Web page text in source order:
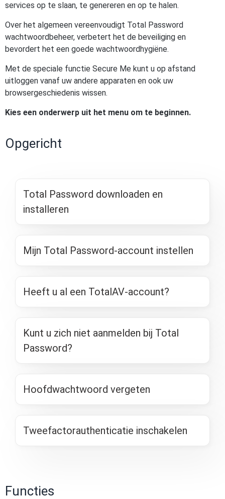
services op te slaan, te genereren en op te halen.
Over het algemeen vereenvoudigt Total Password
wachtwoordbeheer, verbetert het de beveiliging en
bevordert het een goede wachtwoordhygiëne.
Met de speciale functie Secure Me kunt u op afstand
uitloggen vanaf uw andere apparaten en ook uw
browsergeschiedenis wissen.
Kies een onderwerp uit het menu om te beginnen.
Opgericht
Total Password downloaden en
installeren
Mijn Total Password-account instellen
Heeft u al een TotalAV-account?
Kunt u zich niet aanmelden bij Total
Password?
Hoofdwachtwoord vergeten
Tweefactorauthenticatie inschakelen
Functies